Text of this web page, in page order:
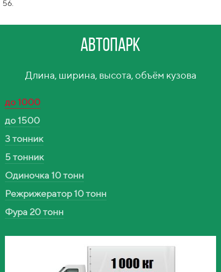
56.
Автопарк
Длина, ширина, высота, объём кузова
до 1000
до 1500
3 тонник
5 тонник
Одиночка 10 тонн
Режрижератор 10 тонн
Фура 20 тонн